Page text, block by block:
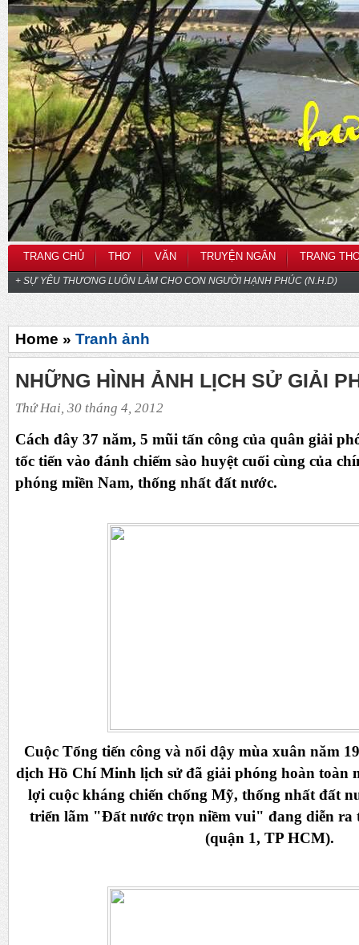
TRANG CHỦ THƠ VĂN TRUYỆN NGẮN TRANG
+ SỰ YÊU THƯƠNG LUÔN LÀM CHO CON NGƯỜI HẠNH PHÚC (N.H.D)
Home » Tranh ảnh
NHỮNG HÌNH ẢNH LỊCH SỬ GIẢI
Thứ Hai, 30 tháng 4, 2012
Cách đây 37 năm, 5 mũi tấn công của quân giải
tốc tiến vào đánh chiếm sào huyệt cuối cùng của
phóng miền Nam, thống nhất đất nước.
Cuộc Tổng tiến công và nổi dậy mùa xuân năm
dịch Hồ Chí Minh lịch sử đã giải phóng hoàn toàn
lợi cuộc kháng chiến chống Mỹ, thống nhất đất
triển lãm "Đất nước trọn niềm vui" đang diễn ra
(quận 1, TP HCM).